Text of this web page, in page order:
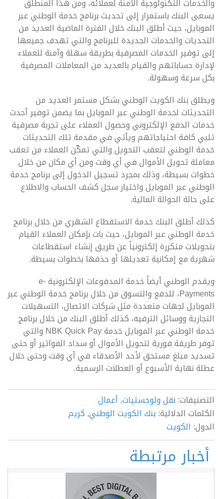
والخدمات التكنولوجية الآمنة لعملائه، ومن هذا المنطلق
يسعى البنك باستمرار إلى تحديث برنامج خدمة الوطني عبر
الموبايل، حيث أطلق البنك خلال الفترة الماضية العديد من
التحديات والخدمات الجديدة للبرنامج والتي تهدف جميعها
إلى توفير الخدمات المصرفية بطريقة سهلة وآمنة للعملاء
لإدارة حساباتهم والقيام بالعديد من المعاملات المصرفية
بكل سرعة وسهولة.
ويطلق بنك الكويت الوطني بشكل مستمر العديد من
التحديثات لخدمة الوطني عبر الموبايل بما يضمن توفير أحدث
خدمات الدفع الإلكتروني وحصول العملاء على تجربة مصرفية
تلبي كافة احتياجاتهم ويأتي في مقدمة تلك التحديثات
خدمة الوطني لتعقب التحويل والتي تمكّن العملاء من تعقب
معاملة تحويل الأموال في أي وقت ومن أي مكان من خلال
خطوات بسيطة، وذلك بمجرد تسجيل الدخول إلى برنامج خدمة
الوطني عبر الموبايل واختيار سجل كشف الحساب والاطلاع
على حالة الحوالة المالية.
كذلك أطلق البنك خدمة الاستقطاع الشهري من خلال برنامج
خدمة الوطني عبر الموبايل، حيث بات بإمكان العملاء القيام
بتحويلات متكررة إلكترونياً عن طريق إنشاء استقطاعات
شهرية مع إمكانية تعديلها أو حذفها بخطوات بسيطة.
ويقدم الوطني أيضاً خدمة المدفوعات الإلكترونية e-
Payments، للدفع والتسوق من خلال برنامج خدمة الوطني عبر
الموبايل لجهات متعددة مثل شركات الاتصال، التسهيلات
التجارية ووسائل الترفيه، كذلك أطلق البنك من خلال برنامج
خدمة الوطني عبر الموبايل خدمة NBK Quick Pay والتي
توفر طريقة فورية لتحويل الأموال أو سداد الفواتير أو حتى
تسديد مبلغ مستحق لأحد الأصدقاء في أي وقت وحتى خلال
عطلة نهاية الأسبوع أو العطلات الرسمية.
التصنيفات:نقل ولوجستيات,أعمال
الكلمات الدلالية:بنك الكويت الوطني,كريم
الدول:الكويت
أخبار مرتبطة